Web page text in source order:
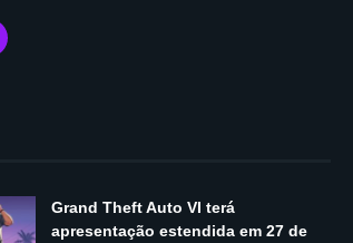
Grand Theft Auto VI terá
apresentação estendida em 27 de